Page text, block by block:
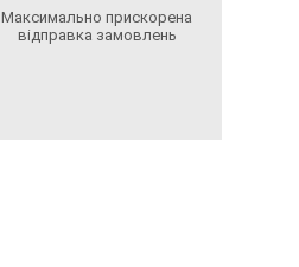
Максимально прискорена
відправка замовлень